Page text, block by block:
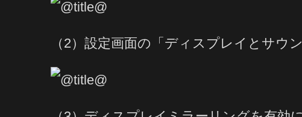
（2）設定画面の「ディスプレイとサウン